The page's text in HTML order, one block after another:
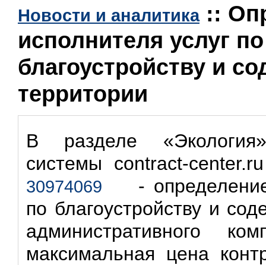
Новости и аналитика::
исполнителя услуг по
благоустройству и
территории
В разделе
системы contract-
30974069 - определение
по благоустройству и
административного
максимальная цена